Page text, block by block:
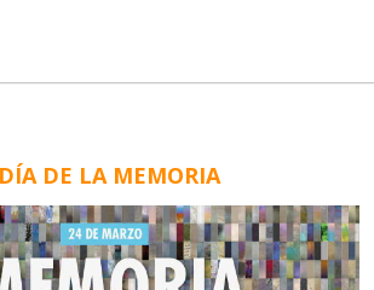
DE LA MEMORIA